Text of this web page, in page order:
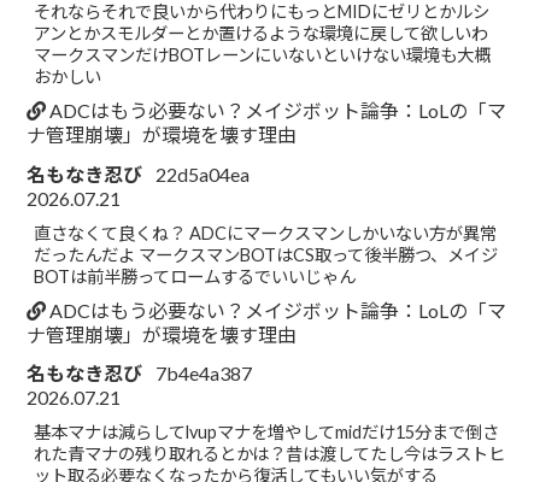
それならそれで良いから代わりにもっとMIDにゼリとかルシ
アンとかスモルダーとか置けるような環境に戻して欲しいわ
マークスマンだけBOTレーンにいないといけない環境も大概
おかしい
ADCはもう必要ない？メイジボット論争：LoLの「マ
ナ管理崩壊」が環境を壊す理由
名もなき忍び
22d5a04ea
2026.07.21
直さなくて良くね？ ADCにマークスマンしかいない方が異常
だったんだよ マークスマンBOTはCS取って後半勝つ、メイジ
BOTは前半勝ってロームするでいいじゃん
ADCはもう必要ない？メイジボット論争：LoLの「マ
ナ管理崩壊」が環境を壊す理由
名もなき忍び
7b4e4a387
2026.07.21
基本マナは減らしてlvupマナを増やしてmidだけ15分まで倒さ
れた青マナの残り取れるとかは？昔は渡してたし今はラストヒ
ット取る必要なくなったから復活してもいい気がする